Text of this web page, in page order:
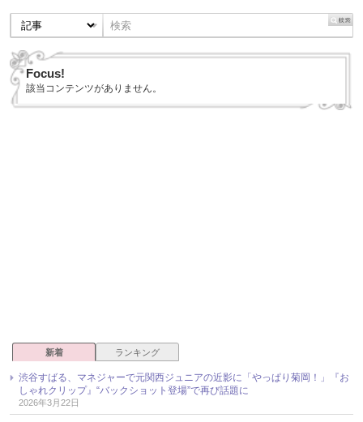
Focus!
該当コンテンツがありません。
新着 ランキング
渋谷すばる、マネジャーで元関西ジュニアの近影に「やっぱり菊岡！」『お
しゃれクリップ』“バックショット登場”で再び話題に
2026年3月22日